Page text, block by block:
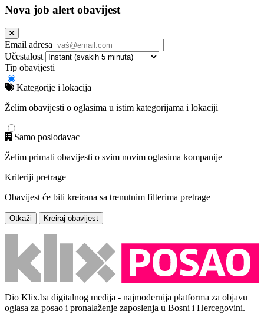
Nova job alert obavijest
Email adresa
Učestalost
Tip obavijesti
Kategorije i lokacija
Želim obavijesti o oglasima u istim kategorijama i lokaciji
Samo poslodavac
Želim primati obavijesti o svim novim oglasima kompanije
Kriteriji pretrage
Obavijest će biti kreirana sa trenutnim filterima pretrage
Otkaži Kreiraj obavijest
Dio Klix.ba digitalnog medija - najmodernija platforma za objavu
oglasa za posao i pronalaženje zaposlenja u Bosni i Hercegovini.